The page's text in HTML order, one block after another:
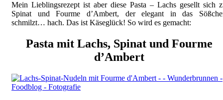
Mein Lieblingsrezept ist aber diese Pasta – Lachs gesellt sich
Spinat und Fourme d’Ambert, der elegant in das
schmilzt… hach. Das ist Käseglück! So wird es gemacht:
Pasta mit Lachs, Spinat und Fourme
d’Ambert